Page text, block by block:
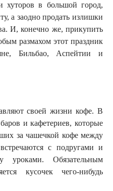
хуторов в большой город,
а заодно продать излишки
И, конечно же, прикупить
размахом этот праздник
Бильбао, Аспейтии и
своей жизни кофе. В
и кафетериев, которые
за чашечкой кофе между
с подругами и
уроками. Обязательным
кусочек чего-нибудь